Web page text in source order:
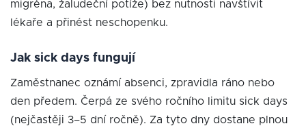
migréna, žaludeční potíže) bez nutnosti navštívit
lékaře a přinést neschopenku.
Jak sick days fungují
Zaměstnanec oznámí absenci, zpravidla ráno nebo
den předem. Čerpá ze svého ročního limitu sick days
(nejčastěji 3–5 dní ročně). Za tyto dny dostane plnou